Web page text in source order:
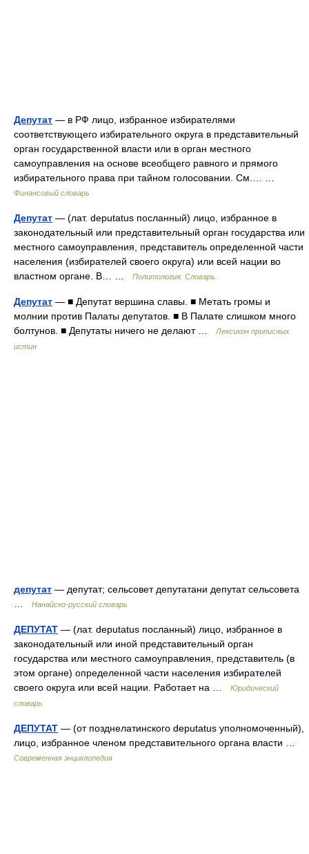
Депутат — в РФ лицо, избранное избирателями
соответствующего избирательного округа в представительный
орган государственной власти или в орган местного
самоуправления на основе всеобщего равного и прямого
избирательного права при тайном голосовании. См.… …
Финансовый словарь
Депутат — (лат. deputatus посланный) лицо, избранное в
законодательный или представительный орган государства или
местного самоуправления, представитель определенной части
населения (избирателей своего округа) или всей нации во
властном органе. В… …
Политология. Словарь.
Депутат — ■ Депутат вершина славы. ■ Метать громы и
молнии против Палаты депутатов. ■ В Палате слишком много
болтунов. ■ Депутаты ничего не делают …
Лексикон прописных
истин
депутат — депутат; сельсовет депутатани депутат сельсовета
Нанайско-русский словарь
ДЕПУТАТ — (лат. deputatus посланный) лицо, избранное в
законодательный или иной представительный орган
государства или местного самоуправления, представитель (в
этом органе) определенной части населения избирателей
своего округа или всей нации. Работает на …
Юридический
словарь
ДЕПУТАТ — (от позднелатинского deputatus уполномоченный),
лицо, избранное членом представительного органа власти …
Современная энциклопедия